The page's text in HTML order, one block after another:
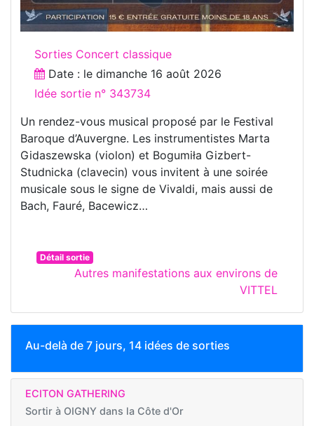
Sorties Concert classique
Date : le dimanche 16 août 2026
Idée sortie n° 343734
Un rendez-vous musical proposé par le Festival
Baroque d’Auvergne. Les instrumentistes Marta
Gidaszewska (violon) et Bogumiła Gizbert-
Studnicka (clavecin) vous invitent à une soirée
musicale sous le signe de Vivaldi, mais aussi de
Bach, Fauré, Bacewicz…
Détail sortie
Autres manifestations aux environs de
VITTEL
Au-delà de 7 jours, 14 idées de sorties
ECITON GATHERING
Sortir à OIGNY dans la Côte d'Or